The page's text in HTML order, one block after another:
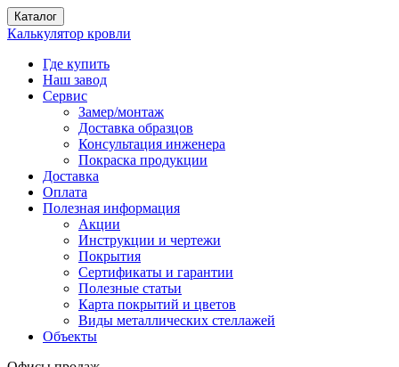
Каталог
Калькулятор кровли
Где купить
Наш завод
Сервис
Замер/монтаж
Доставка образцов
Консультация инженера
Покраска продукции
Доставка
Оплата
Полезная информация
Акции
Инструкции и чертежи
Покрытия
Сертификаты и гарантии
Полезные статьи
Карта покрытий и цветов
Виды металлических стеллажей
Объекты